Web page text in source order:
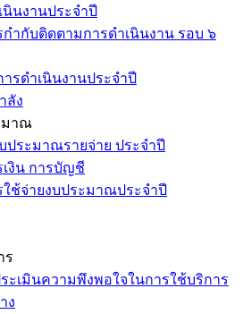
นินงานประจำปี
กำกับติดตามการดำเนินงาน รอบ ๖
รดำเนินงานประจำปี
ลัง
มาณ
ระมาณรายจ่าย ประจำปี
เงิน การบัญชี
ใช้จ่ายงบประมาณประจำปี
ร
ะเมินความพึงพอใจในการใช้บริการ
ง